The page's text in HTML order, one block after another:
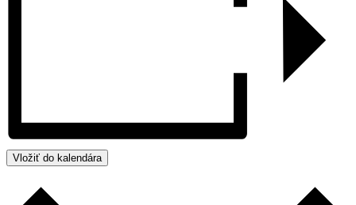
Vložiť do kalendára